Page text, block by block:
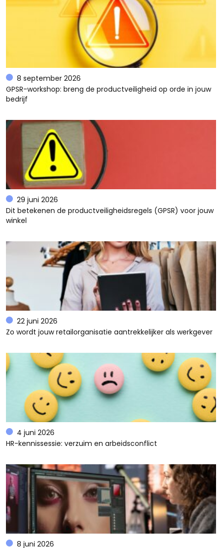
8 september 2026
GPSR-workshop: breng de productveiligheid op orde in jouw
bedrijf
29 juni 2026
Dit betekenen de productveiligheidsregels (GPSR) voor jouw
winkel
22 juni 2026
Zo wordt jouw retailorganisatie aantrekkelijker als werkgever
4 juni 2026
HR-kennissessie: verzuim en arbeidsconflict
8 juni 2026